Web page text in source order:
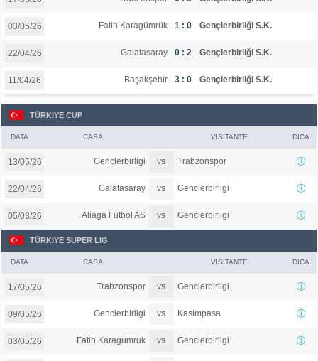
03/05/26 Fatih Karagümrük 1 : 0 Gençlerbirliği S.K.
22/04/26 Galatasaray 0 : 2 Gençlerbirliği S.K.
11/04/26 Başakşehir 3 : 0 Gençlerbirliği S.K.
TÜRKIYE CUP
DATA CASA VISITANTE DICA
13/05/26 Genclerbirligi vs Trabzonspor
22/04/26 Galatasaray vs Genclerbirligi
05/03/26 Aliaga Futbol AS vs Genclerbirligi
TÜRKIYE SUPER LIG
DATA CASA VISITANTE DICA
17/05/26 Trabzonspor vs Genclerbirligi
09/05/26 Genclerbirligi vs Kasimpasa
03/05/26 Fatih Karagumruk vs Genclerbirligi